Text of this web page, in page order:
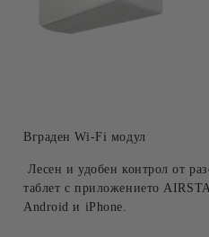
Вграден Wi-Fi модул
Лесен и удобен контрол от
таблет с приложението
Android и iPhone.